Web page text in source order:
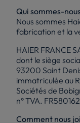
Qui sommes-
Nous sommes
fabrication et la
HAIER FRANCE
dont le siège
93200 Saint
immatriculée au
Sociétés de
n° TVA.
Comment nous